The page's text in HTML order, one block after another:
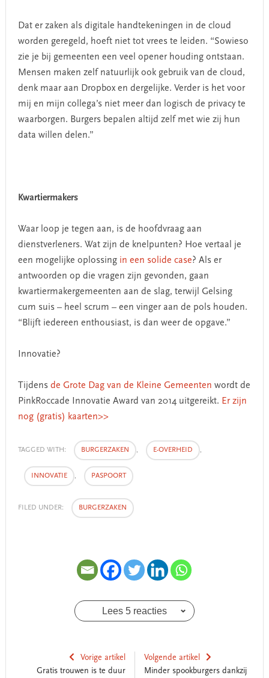
Dat er zaken als digitale handtekeningen in de cloud
worden geregeld, hoeft niet tot vrees te leiden. “Sowieso
zie je bij gemeenten een veel opener houding ontstaan.
Mensen maken zelf natuurlijk ook gebruik van de cloud,
denk maar aan Dropbox en dergelijke. Verder is het voor
mij en mijn collega’s niet meer dan logisch de privacy te
waarborgen. Burgers bepalen altijd zelf met wie zij hun
data willen delen.”
Kwartiermakers
Waar loop je tegen aan, is de hoofdvraag aan
dienstverleners. Wat zijn de knelpunten? Hoe vertaal je
een mogelijke oplossing in een solide case? Als er
antwoorden op die vragen zijn gevonden, gaan
kwartiermakergemeenten aan de slag, terwijl Gelsing
cum suis – heel scrum – een vinger aan de pols houden.
“Blijft iedereen enthousiast, is dan weer de opgave.”
Innovatie?
Tijdens de Grote Dag van de Kleine Gemeenten wordt de
PinkRoccade Innovatie Award van 2014 uitgereikt. Er zijn
nog (gratis) kaarten>>
TAGGED WITH: BURGERZAKEN , E-OVERHEID ,
INNOVATIE , PASPOORT
FILED UNDER: BURGERZAKEN
Lees 5 reacties
Vorige artikel
Gratis trouwen is te duur
Volgende artikel
Minder spookburgers dankzij